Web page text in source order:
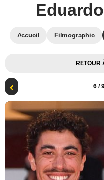
Accueil Filmographie
RETOUR
6 /